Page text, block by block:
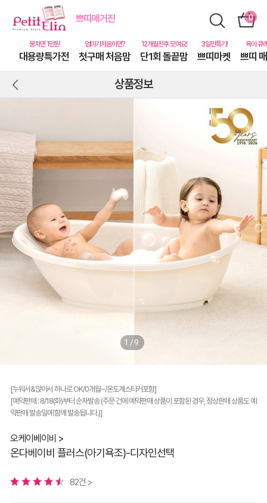
대용량특가전 첫구매 처음맘 단1회 돌끝맘 쁘띠마켓 쁘띠
상품정보
1/9
[누워서&앉아서 하나로 OK/0개월~/온도계스티커포함]
[예약판매 : 8/18(화)부터 순차발송 (주문 건에 예약판매 상품이 포함된 경우, 정상판매 상품도 예
약판매 발송일에 함께 발송됩니다.)]
오케이베이비 >
온다베이비 플러스(아기욕조)-디자인선택
82건 >